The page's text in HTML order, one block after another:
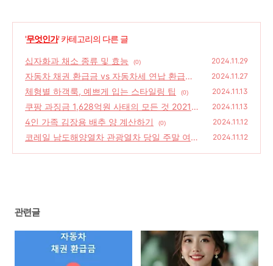
'무엇인가' 카테고리의 다른 글
십자화과 채소 종류 및 효능 (0) 2024.11.29
자동차 채권 환급금 vs 자동차세 연납 환급금
구분하기
(0)
2024.11.27
체형별 하객룩, 예쁘게 입는 스타일링 팁 (0) 2024.11.13
쿠팡 과징금 1,628억원 사태의 모든 것 2021
년 vs 2024년 비교 분석
(0)
2024.11.13
4인 가족 김장용 배추 양 계산하기 (0) 2024.11.12
코레일 남도해양열차 관광열차 당일 주말 여행
2024.11.12
관련글